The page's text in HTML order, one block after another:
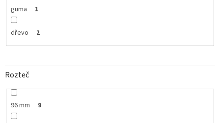
guma 1
dřevo 2
Rozteč
96 mm 9